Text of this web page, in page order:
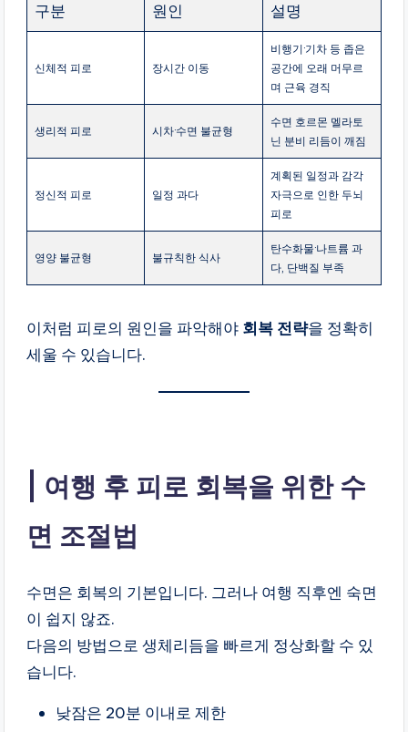
구분 원인 설명
신체적 피로 장시간 이동
비행기·기차 등 좁은
공간에 오래 머무르
며 근육 경직
생리적 피로 시차·수면 불균형
수면 호르몬 멜라토
닌 분비 리듬이 깨짐
정신적 피로 일정 과다
계획된 일정과 감각
자극으로 인한 두뇌
피로
영양 불균형 불규칙한 식사
탄수화물·나트륨 과
다, 단백질 부족
이처럼 피로의 원인을 파악해야 회복 전략을 정확히
세울 수 있습니다.
여행 후 피로 회복을 위한 수
면 조절법
수면은 회복의 기본입니다. 그러나 여행 직후엔 숙면
이 쉽지 않죠.
다음의 방법으로 생체리듬을 빠르게 정상화할 수 있
습니다.
낮잠은 20분 이내로 제한